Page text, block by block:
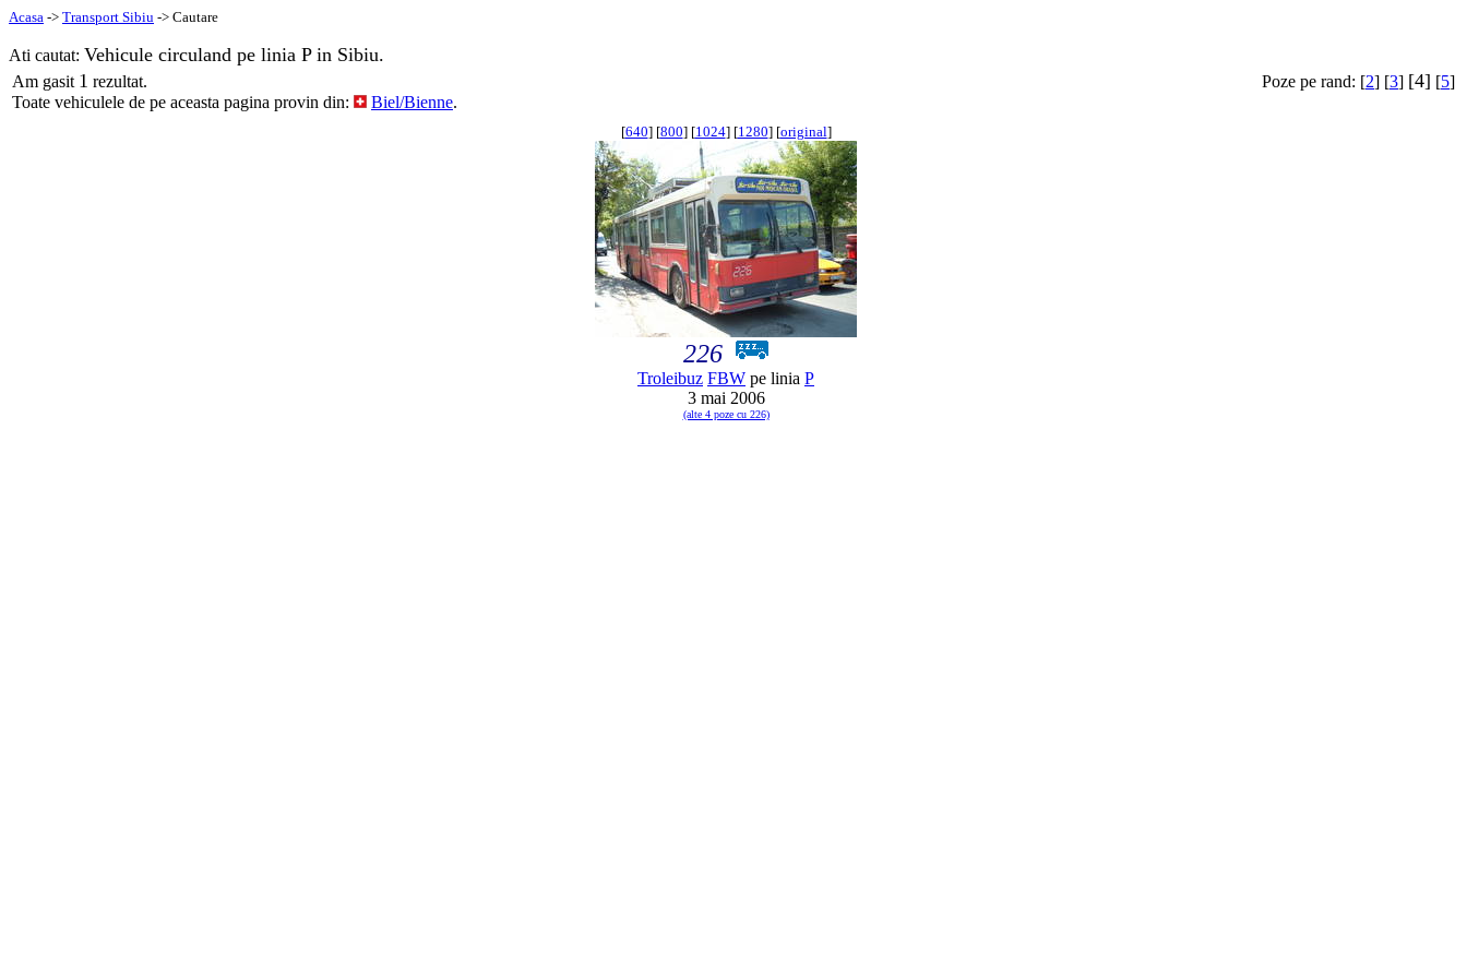
Acasa -> Transport Sibiu -> Cautare
Ati cautat: Vehicule circuland pe linia P in Sibiu.
Am gasit 1 rezultat.
Toate vehiculele de pe aceasta pagina provin din:
Biel/Bienne.
Poze pe rand: [2] [3] [4] [5]
[640] [800] [1024] [1280] [original]
226
Troleibuz FBW pe linia P
3 mai 2006
(alte 4 poze cu 226)